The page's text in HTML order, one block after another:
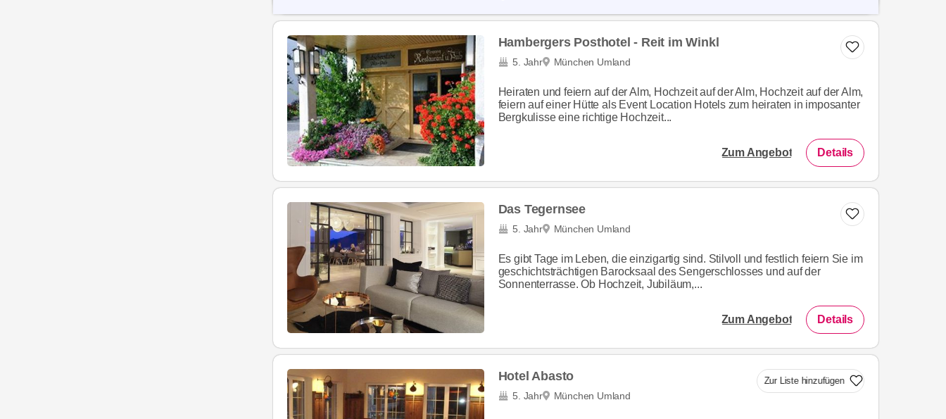
Hambergers Posthotel - Reit im Winkl
5. Jahr München Umland
Heiraten und feiern auf der Alm, Hochzeit auf der Alm, Hochzeit auf der Alm,
feiern auf einer Hütte als Event Location Hotels zum heiraten in imposanter
Bergkulisse eine richtige Hochzeit...
Zum Angebot Details
Das Tegernsee
5. Jahr München Umland
Es gibt Tage im Leben, die einzigartig sind. Stilvoll und festlich feiern Sie im
geschichtsträchtigen Barocksaal des Sengerschlosses und auf der
Sonnenterrasse. Ob Hochzeit, Jubiläum,...
Zum Angebot Details
Zur Liste hinzufügen
Hotel Abasto
5. Jahr München Umland